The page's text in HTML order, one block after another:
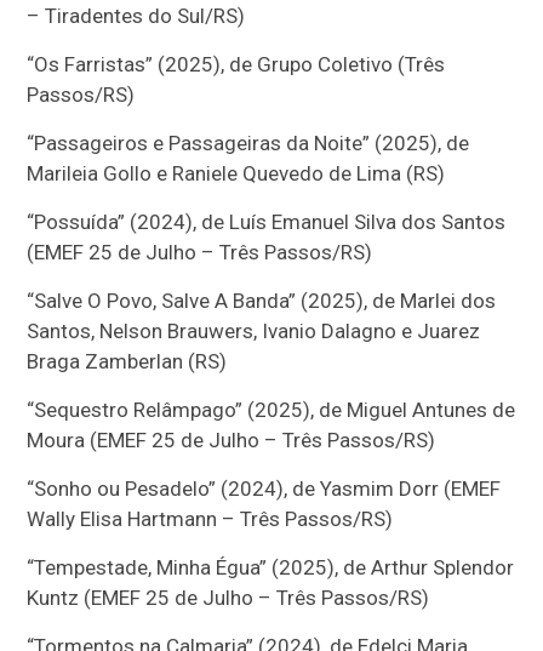
– Tiradentes do Sul/RS)
“Os Farristas” (2025), de Grupo Coletivo (Três
Passos/RS)
“Passageiros e Passageiras da Noite” (2025), de
Marileia Gollo e Raniele Quevedo de Lima (RS)
“Possuída” (2024), de Luís Emanuel Silva dos Santos
(EMEF 25 de Julho – Três Passos/RS)
“Salve O Povo, Salve A Banda” (2025), de Marlei dos
Santos, Nelson Brauwers, Ivanio Dalagno e Juarez
Braga Zamberlan (RS)
“Sequestro Relâmpago” (2025), de Miguel Antunes de
Moura (EMEF 25 de Julho – Três Passos/RS)
“Sonho ou Pesadelo” (2024), de Yasmim Dorr (EMEF
Wally Elisa Hartmann – Três Passos/RS)
“Tempestade, Minha Égua” (2025), de Arthur Splendor
Kuntz (EMEF 25 de Julho – Três Passos/RS)